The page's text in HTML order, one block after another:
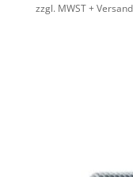
zzgl. MWST +